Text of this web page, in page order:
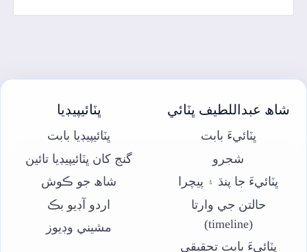
شاھ عبداللطيف ڀٽائي
ڀٽائيءَ بابت
شجرو
ڀٽائيءَ جا پنڌ ۽ پيچرا
حالتن جي وارتا
(timeline)
ڀٽائيءَ بابت تحقيقي
ڀٽائيپيڊيا
ڀٽائيپيڊيا بابت
گنج کان ڀٽائيپيڊيا تائين
شاھ جو ڪوش
اردو آڊيو بڪ
مشيني وڊيوز